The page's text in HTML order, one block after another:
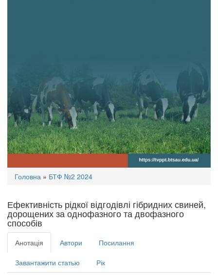
Ви
тут
Головна » БТФ №2 2024
Ефективність рідкої відгодівлі гібридних свиней,
дорощених за однофазного та двофазного
способів
Анотація Автори Посилання
Завантажити статью Рік